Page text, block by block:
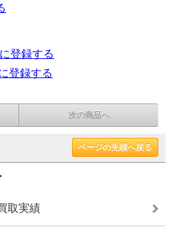
登録する
登録する
次の商品へ
ページの先頭へ戻る
取実績